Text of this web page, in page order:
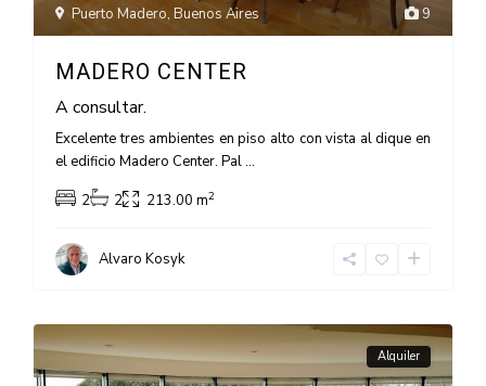
9
Puerto Madero,Buenos Aires
MADERO CENTER
A consultar.
Excelente tres ambientes en piso alto con vista al dique en
el edificio Madero Center. Pal...
2
2 213.00 m2
Alvaro Kosyk
Alquiler